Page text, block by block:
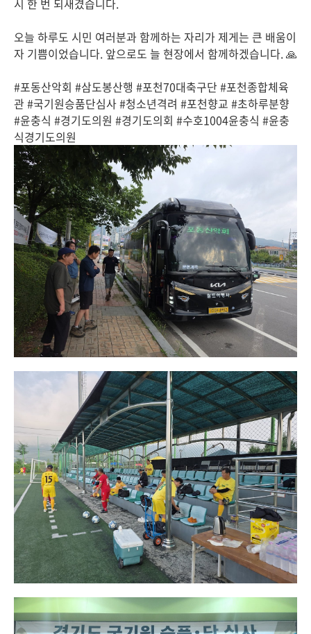
시 한 번 되새겼습니다.
오늘 하루도 시민 여러분과 함께하는 자리가 제게는 큰 배움이
자 기쁨이었습니다. 앞으로도 늘 현장에서 함께하겠습니다. 🙏
#포동산악회 #삼도봉산행 #포천70대축구단 #포천종합체육
관 #국기원승품단심사 #청소년격려 #포천향교 #초하루분향
#윤충식 #경기도의원 #경기도의회 #수호1004윤충식 #윤충
식경기도의원